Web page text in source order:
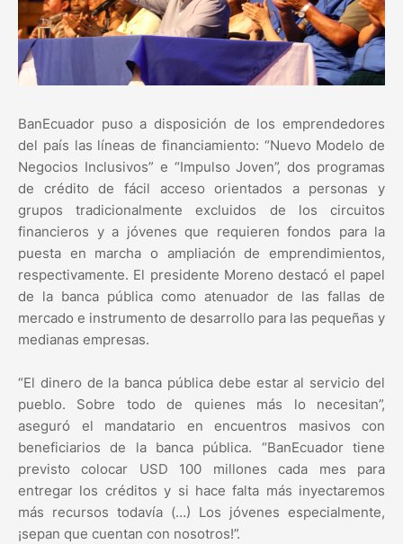
BanEcuador puso a disposición de los emprendedores
del país las líneas de financiamiento: “Nuevo Modelo de
Negocios Inclusivos” e “Impulso Joven”, dos programas
de crédito de fácil acceso orientados a personas y
grupos tradicionalmente excluidos de los circuitos
financieros y a jóvenes que requieren fondos para la
puesta en marcha o ampliación de emprendimientos,
respectivamente. El presidente Moreno destacó el papel
de la banca pública como atenuador de las fallas de
mercado e instrumento de desarrollo para las pequeñas y
medianas empresas.
“El dinero de la banca pública debe estar al servicio del
pueblo. Sobre todo de quienes más lo necesitan”,
aseguró el mandatario en encuentros masivos con
beneficiarios de la banca pública. “BanEcuador tiene
previsto colocar USD 100 millones cada mes para
entregar los créditos y si hace falta más inyectaremos
más recursos todavía (…) Los jóvenes especialmente,
¡sepan que cuentan con nosotros!”.